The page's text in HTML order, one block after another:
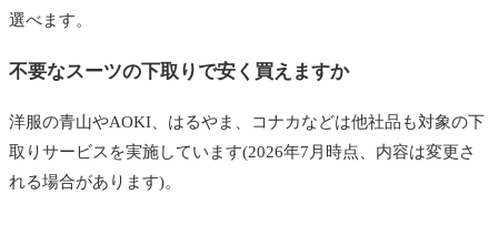
選べます。
不要なスーツの下取りで安く買えますか
洋服の青山やAOKI、はるやま、コナカなどは他社品も対象の下
取りサービスを実施しています(2026年7月時点、内容は変更さ
れる場合があります)。